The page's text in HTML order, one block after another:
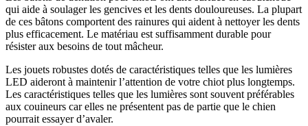
qui aide à soulager les gencives et les dents douloureuses. La plupart
de ces bâtons comportent des rainures qui aident à nettoyer les dents
plus efficacement. Le matériau est suffisamment durable pour
résister aux besoins de tout mâcheur.
Les jouets robustes dotés de caractéristiques telles que les lumières
LED aideront à maintenir l’attention de votre chiot plus longtemps.
Les caractéristiques telles que les lumières sont souvent préférables
aux couineurs car elles ne présentent pas de partie que le chien
pourrait essayer d’avaler.